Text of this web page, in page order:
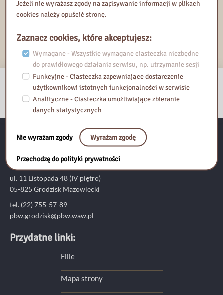
Eksportuj iCal
Pedagogiczna Biblioteka Wojewódzka im. KEN w Warszawie
Filia w Grodzisku Mazowieckim
ul. 11 Listopada 48 (IV piętro)
05-825 Grodzisk Mazowiecki
tel. (22) 755-57-89
pbw.grodzisk@pbw.waw.pl
Przydatne linki:
Filie
Mapa strony
Jeżeli nie wyrażasz zgody na zapisywanie informacji w plikach
cookies należy opuścić stronę.
Zaznacz cookies, które akceptujesz:
Wymagane - Wszystkie wymagane ciasteczka niezbędne
do prawidłowego działania serwisu, np. utrzymanie sesji
Funkcyjne - Ciasteczka zapewniające dostarczenie
użytkownikowi istotnych funkcjonalności w serwisie
Analityczne - Ciasteczka umożliwiające zbieranie
danych statystycznych
Nie wyrażam zgody Wyrażam zgodę
Przechodzę do polityki prywatności